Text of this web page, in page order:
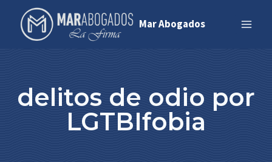
contenido
Mar Abogados
delitos de odio por
LGTBIfobia